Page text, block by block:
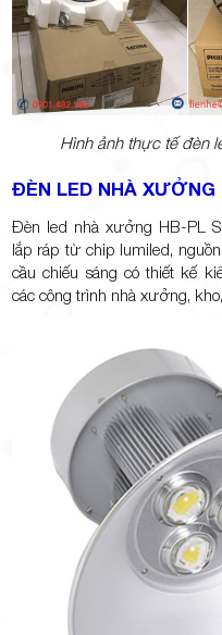
Hình ảnh thực tế đèn
ĐÈN LED NHÀ XƯỞNG
Đèn led nhà xưởng HB-PL
lắp ráp từ chip lumiled,
cầu chiếu sáng có thiết kế
các công trình nhà xưởng,